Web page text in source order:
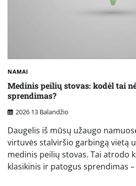
NAMAI
Medinis peilių stovas: kodėl tai
sprendimas?
2026 13 Balandžio
Daugelis iš mūsų užaugo
virtuvės stalviršio garbingą vietą
medinis peilių stovas. Tai atrodo
klasikinis ir patogus sprendimas